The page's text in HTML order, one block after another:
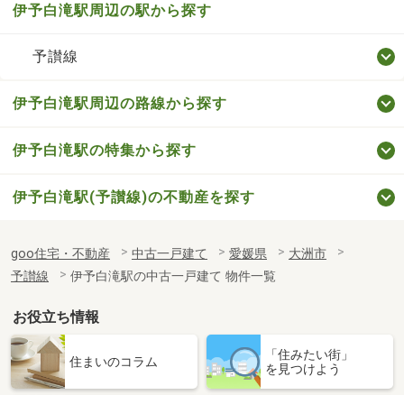
伊予白滝駅周辺の駅から探す
予讃線
伊予白滝駅周辺の路線から探す
伊予白滝駅の特集から探す
伊予白滝駅(予讃線)の不動産を探す
goo住宅・不動産 中古一戸建て 愛媛県
大洲市
予讃線
伊予白滝駅の中古一戸建て 物件一覧
お役立ち情報
住まいのコラム
「住みたい街」
を見つけよう